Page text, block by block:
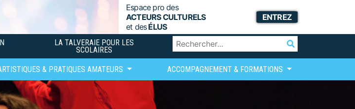
Espace pro des
ACTEURS CULTURELS
et desÉLUS
ENTREZ
LA TALVERAIE POUR LES
SCOLAIRES
& PRATIQUES AMATEURS ACCOMPAGNEMENT & FORMATIONS